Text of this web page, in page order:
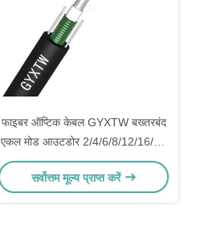
फाइबर ऑप्टिक केबल GYXTW बख्तरबंद
एकल मोड आउटडोर 2/4/6/8/12/16/24
कोर G657A1 प्रति मीटर
सर्वोत्तम मूल्य प्राप्त करें